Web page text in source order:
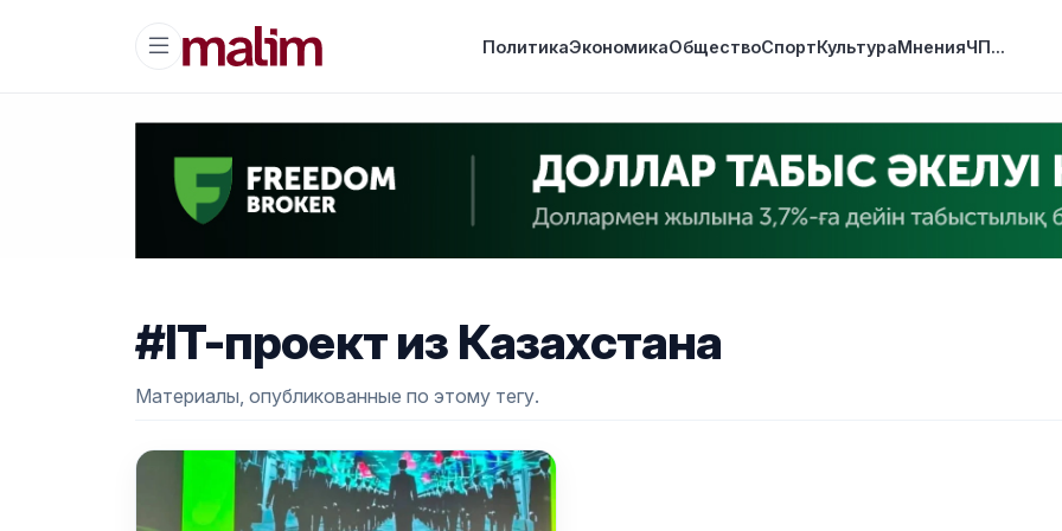
ПолитикаЭкономикаОбществоСпортКультураМненияЧП...
#IT-проект из Казахстана
Материалы, опубликованные по этому тегу.